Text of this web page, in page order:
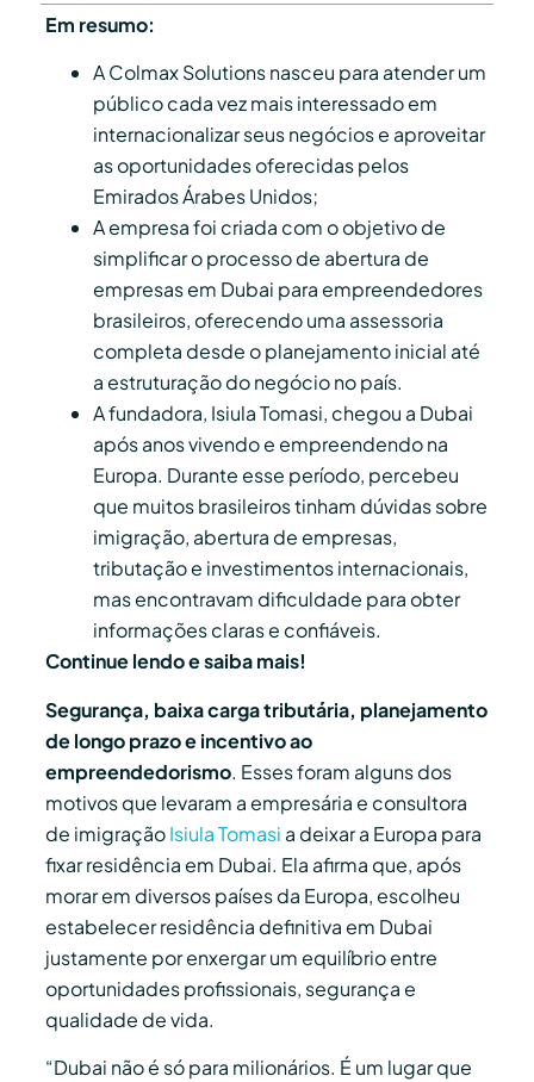
Em resumo:
A Colmax Solutions nasceu para atender um
público cada vez mais interessado em
internacionalizar seus negócios e aproveitar
as oportunidades oferecidas pelos
Emirados Árabes Unidos;
A empresa foi criada com o objetivo de
simplificar o processo de abertura de
empresas em Dubai para empreendedores
brasileiros, oferecendo uma assessoria
completa desde o planejamento inicial até
a estruturação do negócio no país.
A fundadora, Isiula Tomasi, chegou a Dubai
após anos vivendo e empreendendo na
Europa. Durante esse período, percebeu
que muitos brasileiros tinham dúvidas sobre
imigração, abertura de empresas,
tributação e investimentos internacionais,
mas encontravam dificuldade para obter
informações claras e confiáveis.
Continue lendo e saiba mais!
Segurança, baixa carga tributária, planejamento
de longo prazo e incentivo ao
empreendedorismo. Esses foram alguns dos
motivos que levaram a empresária e consultora
de imigraçãoIsiula Tomasi a deixar a Europa para
fixar residência em Dubai. Ela afirma que, após
morar em diversos países da Europa, escolheu
estabelecer residência definitiva em Dubai
justamente por enxergar um equilíbrio entre
oportunidades profissionais, segurança e
qualidade de vida.
“Dubai não é só para milionários. É um lugar que